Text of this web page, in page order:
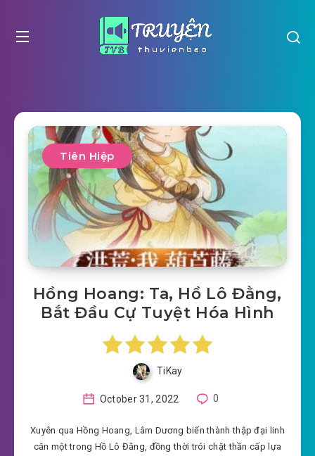
Tiên Hiệp
Hồng Hoang: Ta, Hồ Lô Đằng,
Bắt Đầu Cự Tuyệt Hóa Hình
TiKay
October 31, 2022 0
Xuyên qua Hồng Hoang, Lâm Dương biến thành thập đại linh
căn một trong Hồ Lô Đằng, đồng thời trói chặt thần cấp lựa